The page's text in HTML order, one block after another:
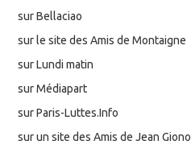
sur Bellaciao
sur le site des Amis de Montaigne
sur Lundi matin
sur Médiapart
sur Paris-Luttes.Info
sur un site des Amis de Jean Giono